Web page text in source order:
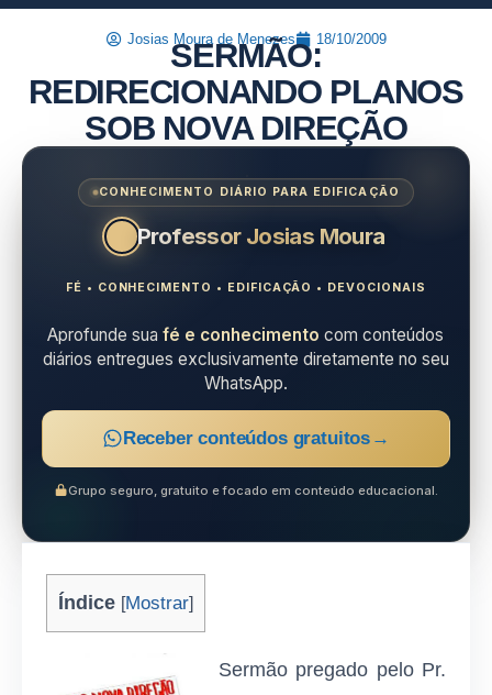
Josias Moura de Menezes 18/10/2009
SERMÃO:
REDIRECIONANDO PLANOS
SOB NOVA DIREÇÃO
CONHECIMENTO DIÁRIO PARA EDIFICAÇÃO
Professor Josias Moura
FÉ • CONHECIMENTO • EDIFICAÇÃO • DEVOCIONAIS
Aprofunde suafé e conhecimento com conteúdos
diários entregues exclusivamente diretamente no seu
WhatsApp.
Receber conteúdos gratuitos →
Grupo seguro, gratuito e focado em conteúdo educacional.
Índice [Mostrar]
Sermão pregado pelo Pr.